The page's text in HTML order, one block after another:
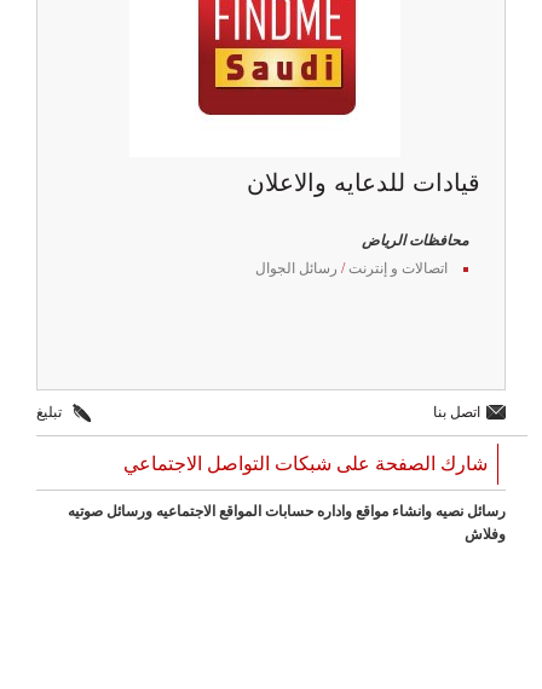
قيادات للدعايه والاعلان
محافظات الرياض
اتصالات و إنترنت/ رسائل الجوال
اتصل بنا تبليغ
شارك الصفحة على شبكات التواصل الاجتماعي
رسائل نصيه وانشاء مواقع واداره حسابات المواقع الاجتماعيه ورسائل صوتيه
وفلاش